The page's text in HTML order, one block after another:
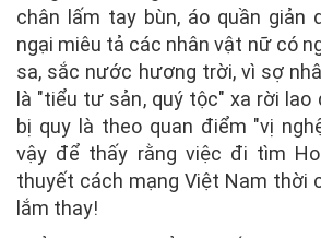
chân lấm tay bùn, áo quần giản
ngại miêu tả các nhân vật nữ có
sa, sắc nước hương trời, vì sợ
là "tiểu tư sản, quý tộc" xa rời lao
bị quy là theo quan điểm "vị
vậy để thấy rằng việc đi tìm
thuyết cách mạng Việt Nam thời
lắm thay!